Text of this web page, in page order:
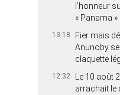
l’honneur
« Panama »
13:18
Fier mais
Anunoby
claquette
12:32
Le 10 août
arrachait le